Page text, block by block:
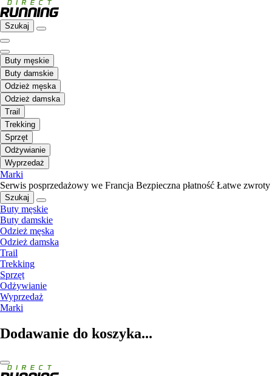
Szukaj
Buty męskie
Buty damskie
Odzież męska
Odzież damska
Trail
Trekking
Sprzęt
Odżywianie
Wyprzedaż
Marki
Serwis posprzedażowy we Francja Bezpieczna płatność Łatwe zwroty
Szukaj
Buty męskie
Buty damskie
Odzież męska
Odzież damska
Trail
Trekking
Sprzęt
Odżywianie
Wyprzedaż
Marki
Dodawanie do koszyka...